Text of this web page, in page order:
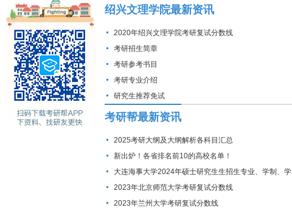
绍兴文理学院最新资讯
2020年绍兴文理学院考研复试分数线
考研招生简章
考研参考书目
考研专业介绍
研究生推荐免试
考研帮最新资讯
2025考研大纲及大纲解析各科目汇总
新出炉！各省排名前10的高校名单！
大连海事大学2024年硕士研究生生招生专业、学制、学
费标准及拟招生人数
2023年北京师范大学考研复试分数线
2023年兰州大学考研复试分数线